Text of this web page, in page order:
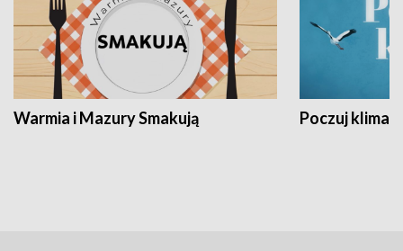
Warmia i Mazury Smakują Poczuj klimat